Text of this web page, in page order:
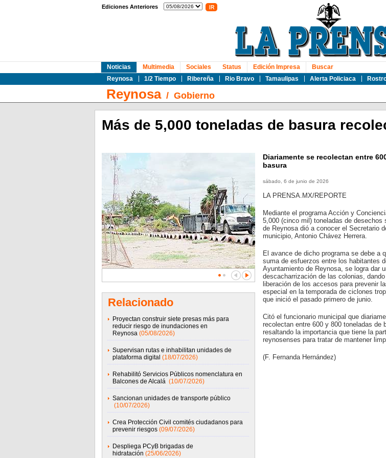
Ediciones Anteriores
Noticias
Reynosa
1/2 Tiempo Ribereña Rio Bravo Tamaulipas Alerta Policiaca
Multimedia Sociales Status Edición Impresa Buscar
Reynosa/ Gobierno
Más de 5,000 toneladas de basura
Relacionado
Proyectan construir siete presas más para
reducir riesgo de inundaciones en
Reynosa (05/08/2026)
Supervisan rutas e inhabilitan unidades de
plataforma digital (18/07/2026)
Rehabilitó Servicios Públicos nomenclatura en
Balcones de Alcalá (10/07/2026)
Sancionan unidades de transporte público
(10/07/2026)
Crea Protección Civil comités ciudadanos para
prevenir riesgos (09/07/2026)
Despliega PCyB brigadas de
hidratación (25/06/2026)
Diariamente se recolectan entre
basura
sábado, 6 de junio de 2026
LA PRENSA.MX/REPORTE
Mediante el programa Acción y
5,000 (cinco mil) toneladas de desechos
de Reynosa dió a conocer el Secretario
municipio, Antonio Chávez Herrera.
El avance de dicho programa se debe a
suma de esfuerzos entre los habitantes
Ayuntamiento de Reynosa, se logra dar
descacharrización de las colonias,
liberación de los accesos para prevenir
especial en la temporada de ciclones
que inició el pasado primero de junio.
Citó el funcionario municipal que
recolectan entre 600 y 800 toneladas de
resaltando la importancia que tiene la
reynosenses para tratar de mantener
(F. Fernanda Hernández)